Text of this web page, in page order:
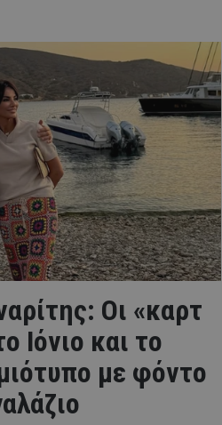
Οι «καρτ
Ιόνιο και το
με φόντο